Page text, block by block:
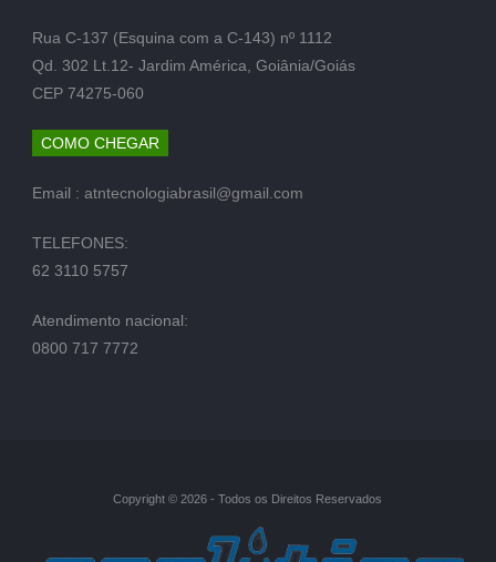
Rua C-137 (Esquina com a C-143) nº 1112
Qd. 302 Lt.12- Jardim América, Goiânia/Goiás
CEP 74275-060
COMO CHEGAR
Email : atntecnologiabrasil@gmail.com
TELEFONES:
62 3110 5757
Atendimento nacional:
0800 717 7772
Copyright © 2026 - Todos os Direitos Reservados